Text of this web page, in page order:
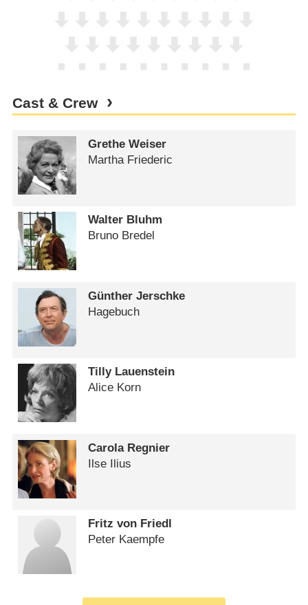
Cast & Crew
Grethe Weiser
Martha Friederic
Walter Bluhm
Bruno Bredel
Günther Jerschke
Hagebuch
Tilly Lauenstein
Alice Korn
Carola Regnier
Ilse Ilius
Fritz von Friedl
Peter Kaempfe